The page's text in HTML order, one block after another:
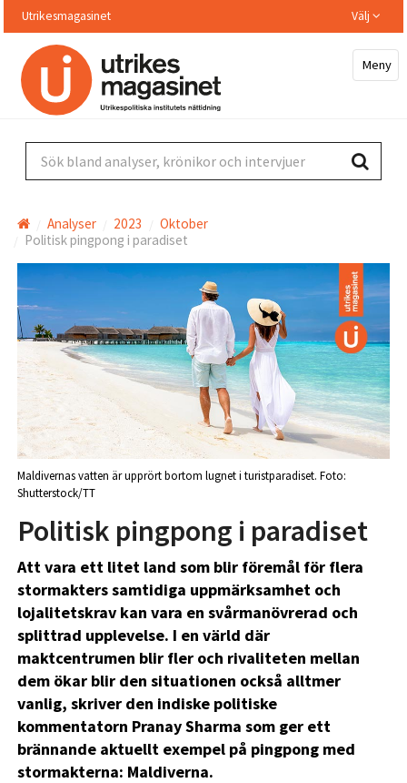
Hoppa
huvudinnehållet
Utrikesmagasinet Välj
Meny
Analyser 2023
Oktober
Politisk pingpong i paradiset
Maldivernas vatten är upprört bortom lugnet i turistparadiset. Foto:
Shutterstock/TT
Politisk pingpong i paradiset
Att vara ett litet land som blir föremål för flera
stormakters samtidiga uppmärksamhet och
lojalitetskrav kan vara en svårmanövrerad och
splittrad upplevelse. I en värld där
maktcentrumen blir fler och rivaliteten mellan
dem ökar blir den situationen också alltmer
vanlig, skriver den indiske politiske
kommentatorn Pranay Sharma som ger ett
brännande aktuellt exempel på pingpong med
stormakterna: Maldiverna.